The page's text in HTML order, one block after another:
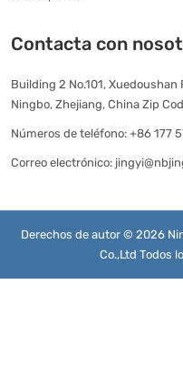
Contacta con
Building 2 No.101,
Ningbo, Zhejiang, China Zip
Números de teléfono: +86 177
Correo electrónico:
Derechos de autor © 2026
Co.,Ltd Todos